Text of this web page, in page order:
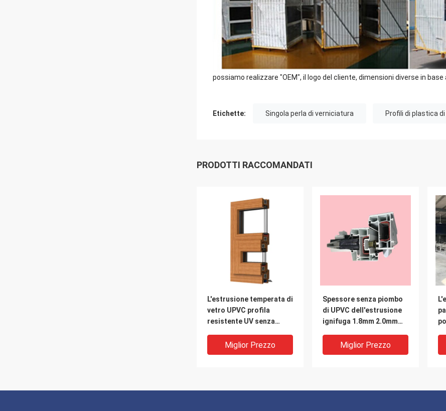
possiamo realizzare "OEM", il logo del cliente, dimensioni diverse in
Etichette: Singola perla di verniciatura Profili di plastica di
PRODOTTI RACCOMANDATI
L'estrusione temperata di
vetro UPVC profila
resistente UV senza
Miglior Prezzo
Spessore senza piombo
di UPVC dell'estrusione
ignifuga 1.8mm 2.0mm
Miglior Prezzo